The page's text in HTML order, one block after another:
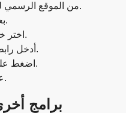
قم بشراء برنامج LeakGirls من الموقع الرسمي لـ.
بعد التنزيل، قم بإطلاق البرنامج.
اختر خيار بدء التسجيل البث المباشر.
أدخل رابط البث المباشر على كيم لايف.
اضغط على زر بدء لتبدأ عملية التسجيل.
عند الانتهاء، قم بتخزين المقطع.
برامج